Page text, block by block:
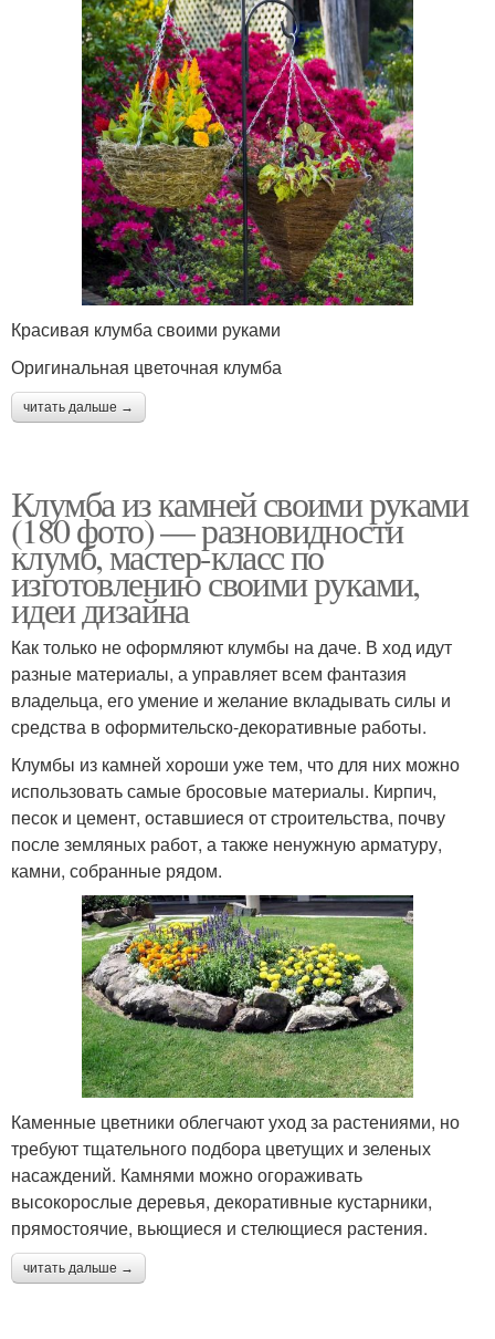
Красивая клумба своими руками
Оригинальная цветочная клумба
читать дальше →
Клумба из камней своими руками
(180 фото) — разновидности
клумб, мастер-класс по
изготовлению своими руками,
идеи дизайна
Как только не оформляют клумбы на даче. В ход идут
разные материалы, а управляет всем фантазия
владельца, его умение и желание вкладывать силы и
средства в оформительско-декоративные работы.
Клумбы из камней хороши уже тем, что для них можно
использовать самые бросовые материалы. Кирпич,
песок и цемент, оставшиеся от строительства, почву
после земляных работ, а также ненужную арматуру,
камни, собранные рядом.
Каменные цветники облегчают уход за растениями, но
требуют тщательного подбора цветущих и зеленых
насаждений. Камнями можно огораживать
высокорослые деревья, декоративные кустарники,
прямостоячие, вьющиеся и стелющиеся растения.
читать дальше →